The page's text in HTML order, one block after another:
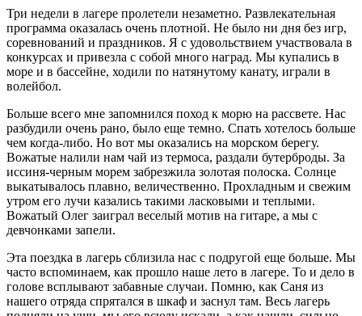
Три недели в лагере пролетели незаметно. Развлекательная
программа оказалась очень плотной. Не было ни дня без игр,
соревнований и праздников. Я с удовольствием участвовала в
конкурсах и привезла с собой много наград. Мы купались в
море и в бассейне, ходили по натянутому канату, играли в
волейбол.
Больше всего мне запомнился поход к морю на рассвете. Нас
разбудили очень рано, было еще темно. Спать хотелось больше
чем когда-либо. Но вот мы оказались на морском берегу.
Вожатые налили нам чай из термоса, раздали бутерброды. За
иссиня-черным морем забрезжила золотая полоска. Солнце
выкатывалось плавно, величественно. Прохладным и свежим
утром его лучи казались такими ласковыми и теплыми.
Вожатый Олег заиграл веселый мотив на гитаре, а мы с
девчонками запели.
Эта поездка в лагерь сблизила нас с подругой еще больше. Мы
часто вспоминаем, как прошло наше лето в лагере. То и дело в
голове всплывают забавные случаи. Помню, как Саня из
нашего отряда спрятался в шкаф и заснул там. Весь лагерь